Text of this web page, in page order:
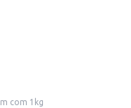
com 1kg